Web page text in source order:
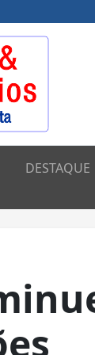
DESTAQUE